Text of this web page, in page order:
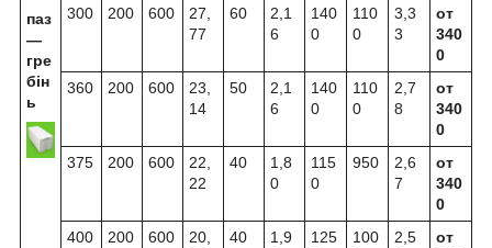
паз
—
гре
бін
ь
300
200 600
27,
77
60
2,1
6
140
0
110
0
3,3
3
от
340
0
360
200 600
23,
14
50
2,1
6
140
0
110
0
2,7
8
от
340
0
375
200 600
22,
22
40
1,8
0
115
0
950
2,6
7
от
340
0
400
200 600
20,
40
1,9
125
100
2,5
от